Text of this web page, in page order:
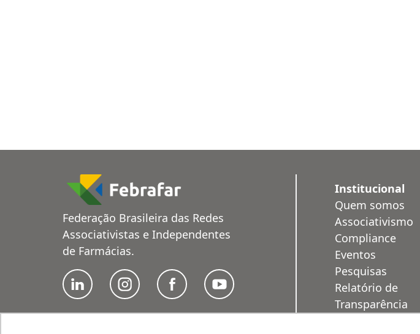
Federação Brasileira das Redes
Associativistas e Independentes
de Farmácias.
Institucional
Quem somos
Associativismo
Compliance
Eventos
Pesquisas
Relatório de
Transparência